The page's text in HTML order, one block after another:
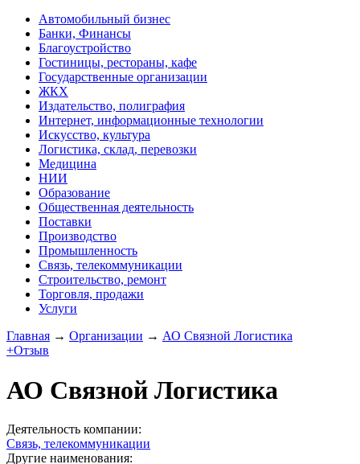
Автомобильный бизнес
Банки, Финансы
Благоустройство
Гостиницы, рестораны, кафе
Государственные организации
ЖКХ
Издательство, полиграфия
Интернет, информационные технологии
Искусство, культура
Логистика, склад, перевозки
Медицина
НИИ
Образование
Общественная деятельность
Поставки
Производство
Промышленность
Связь, телекоммуникации
Строительство, ремонт
Торговля, продажи
Услуги
Главная → Организации → АО Связной Логистика
+Отзыв
АО Связной Логистика
Деятельность компании:
Связь, телекоммуникации
Другие наименования: